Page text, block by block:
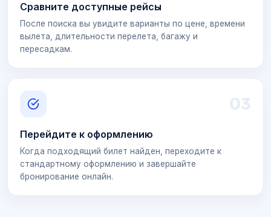
Сравните доступные рейсы
После поиска вы увидите варианты по цене, времени
вылета, длительности перелета, багажу и
пересадкам.
03
Перейдите к оформлению
Когда подходящий билет найден, переходите к
стандартному оформлению и завершайте
бронирование онлайн.